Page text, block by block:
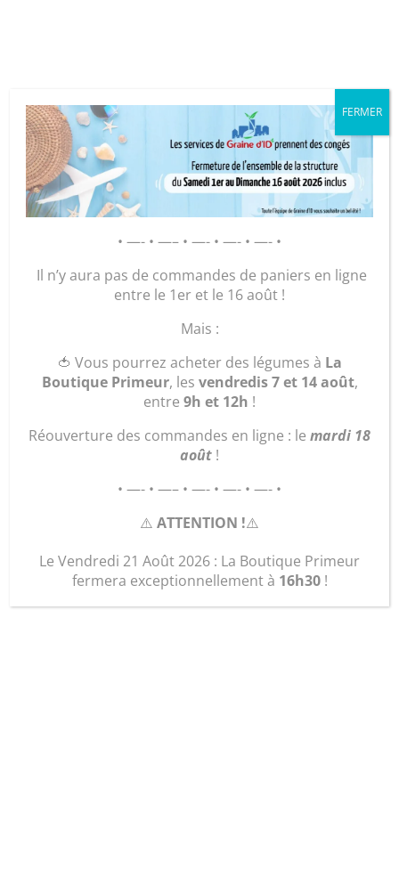
GRAINE D’ID – Régie de Quartiers
de la Roche-sur-Yon
AGIR POUR ET AVEC LES
La
Conciergerie
Mobile :
nouveau
programme !
Juil 3, 2026|Actualités
• —- • —– • —- • —- • —- •
Il n’y aura pas de commandes de paniers en ligne
entre le 1er et le 16 août !
Mais :
🍅 Vous pourrez acheter des légumes à La
Boutique Primeur, les vendredis 7 et 14 août,
entre 9h et 12h !
Réouverture des commandes en ligne : le mardi 18
août !
• —- • —– • —- • —- • —- •
⚠️ ATTENTION !⚠️
Le Vendredi 21 Août 2026 : La Boutique Primeur
fermera exceptionnellement à 16h30!
FERMER